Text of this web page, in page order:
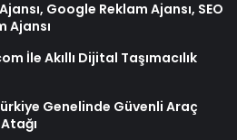
Google Reklam Ajansı, SEO
Ajansı
İle Akıllı Dijital Taşımacılık
Genelinde Güvenli Araç